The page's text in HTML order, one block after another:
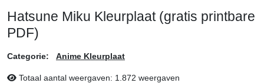
Hatsune Miku Kleurplaat (gratis printbare
PDF)
Categorie: Anime Kleurplaat
Totaal aantal weergaven: 1.872 weergaven